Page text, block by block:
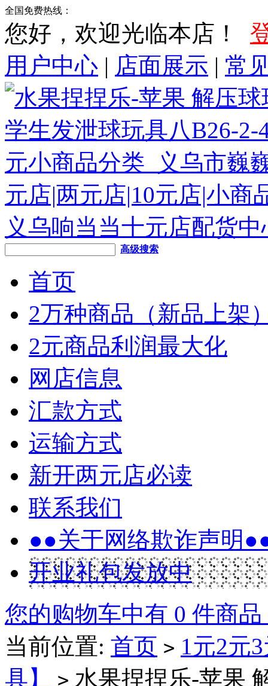
全国免费热线：
您好，欢迎光临本店！
用户中心 | 店面展示 | 常
高级搜索
首页
2万种商品（新品上架
2元商品利润最大化
网店信息
汇款方式
运输方式
新开两元店必读
联系我们
●●关于网络欺诈声明
开业礼包发放中
您的购物车中有 0 件商
当前位置: 首页 > 1元2元
具】
> 水果捏捏乐-苹果